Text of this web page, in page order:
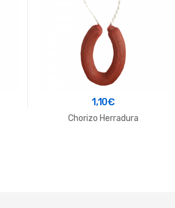
1,10€
Chorizo Herradura